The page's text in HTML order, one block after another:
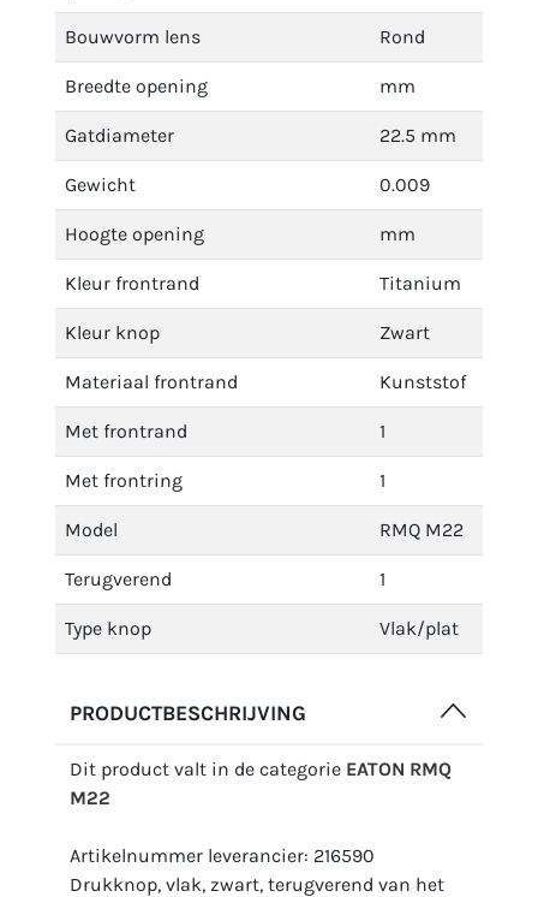
Bouwvorm lens Rond
Breedte opening mm
Gatdiameter 22.5 mm
Gewicht 0.009
Hoogte opening mm
Kleur frontrand Titanium
Kleur knop Zwart
Materiaal frontrand Kunststof
Met frontrand 1
Met frontring 1
Model RMQ M22
Terugverend 1
Type knop Vlak/plat
PRODUCTBESCHRIJVING
Dit product valt in de categorie EATON RMQ
M22
Artikelnummer leverancier: 216590
Drukknop, vlak, zwart, terugverend van het